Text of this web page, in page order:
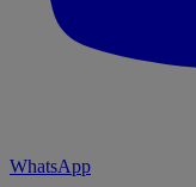
WhatsApp